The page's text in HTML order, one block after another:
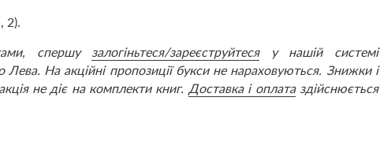
2).
спершу залогіньтеся/зареєструйтесяу нашій системі
Лева. На акційні пропозиції букси не нараховуються. Знижки і
не діє на комплекти книг. Доставка і оплатаздійснюється